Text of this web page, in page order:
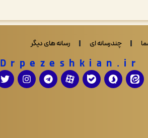
چندرسانه ای رسانه های دیگر
Drpezeshkian.ir